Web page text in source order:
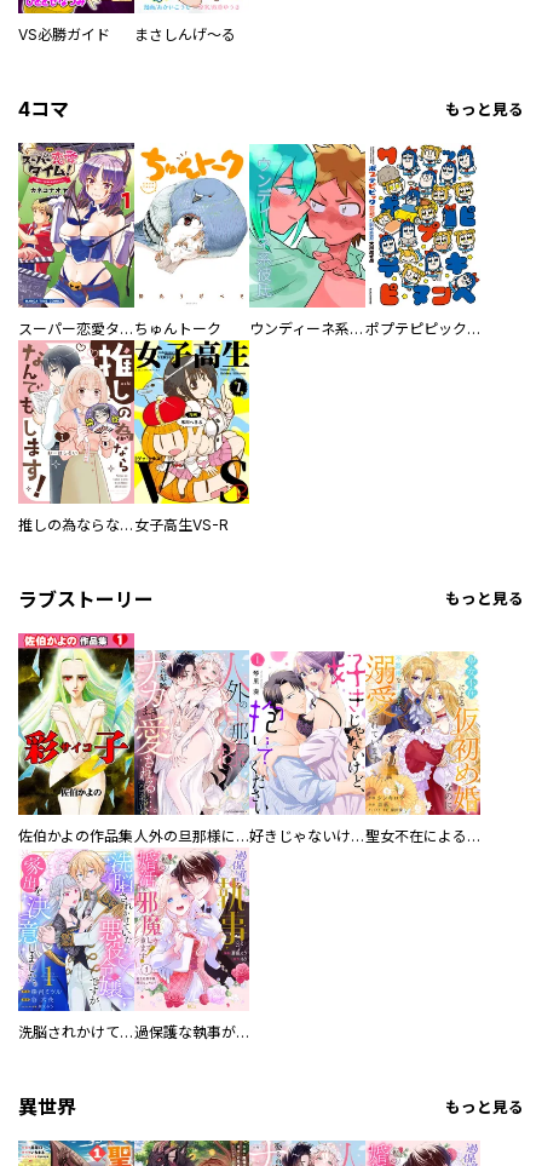
VS必勝ガイド まさしんげ～る
4コマ もっと見る
スーパー恋愛タイム！～現場でドＳな彼女は自宅でデレる～ ちゅんトーク ウンディーネ系彼氏 ポプテピピック SEASON EIGHT
推しの為ならなんでもします！ 女子高生VS-R
ラブストーリー もっと見る
佐伯かよの作品集 人外の旦那様に娶られ毎晩ナカまで愛される…。アンソロジー 好きじゃないけど、抱いてください【電子単行本版／特典おまけ付き】 聖女不在による仮初め婚なのに、不器用な王太子に溺愛されています【電子単行本版／特典おまけ付き】
洗脳されかけていた悪役令嬢ですが家出を決意しました。【電子単行本版／特典おまけ付き】 過保護な執事が私の婚活を邪魔してきます！ 分冊版
異世界 もっと見る